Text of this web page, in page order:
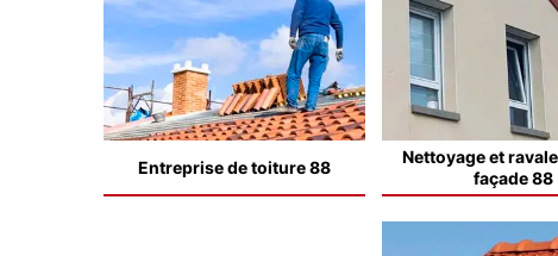
Entreprise de toiture 88
Nettoyage et
façade 88